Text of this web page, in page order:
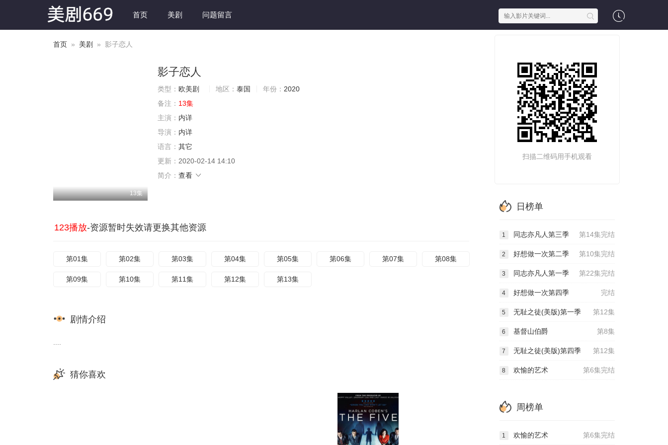
首页 美剧 问题留言
首页 » 美剧 » 影子恋人
13集
影子恋人
类型： 欧美剧 地区： 泰国 年份： 2020
备注： 13集
主演： 内详
导演： 内详
语言： 其它
更新： 2020-02-14 14:10
简介： 查看
123播放-资源暂时失效请更换其他资源
第01集 第02集 第03集 第04集 第05集 第06集 第07集 第08集
第09集 第10集 第11集 第12集 第13集
剧情介绍
猜你喜欢
扫描二维码用手机观看
日榜单
第14集完结
1 同志亦凡人第三季
第10集完结
2 好想做一次第二季
第22集完结
3 同志亦凡人第一季
完结
4 好想做一次第四季
第12集
5 无耻之徒(美版)第一季
第8集
6 基督山伯爵
第12集
7 无耻之徒(美版)第四季
第6集完结
8 欢愉的艺术
周榜单
第6集完结
1 欢愉的艺术